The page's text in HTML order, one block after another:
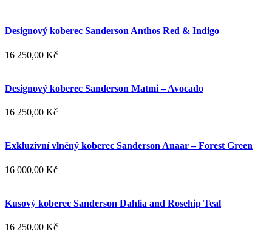
Designový koberec Sanderson Anthos Red & Indigo
16 250,00 Kč
Designový koberec Sanderson Matmi – Avocado
16 250,00 Kč
Exkluzivní vlněný koberec Sanderson Anaar – Forest Green
16 000,00 Kč
Kusový koberec Sanderson Dahlia and Rosehip Teal
16 250,00 Kč